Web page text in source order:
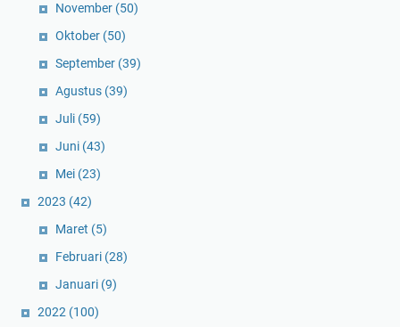
November (50)
Oktober (50)
September (39)
Agustus (39)
Juli (59)
Juni (43)
Mei (23)
2023 (42)
Maret (5)
Februari (28)
Januari (9)
2022 (100)